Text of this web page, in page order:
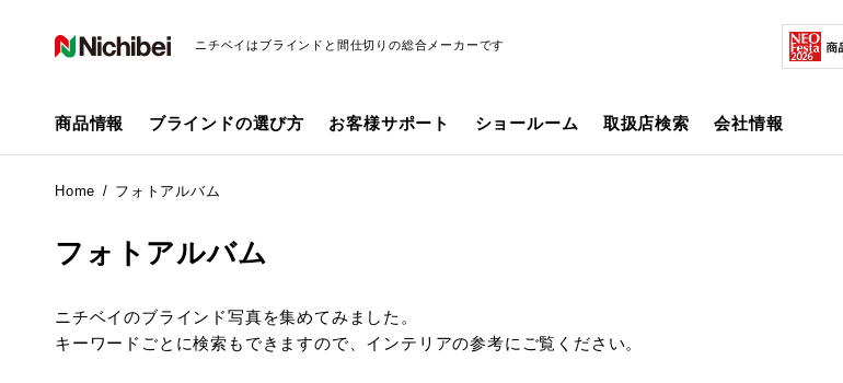
ニチベイはブラインドと間仕切りの総合メーカーです
商品情報 ブラインドの選び方 お客様サポート ショールーム 取扱店検索 会社情報
Home フォトアルバム
フォトアルバム
ニチベイのブラインド写真を集めてみました。
キーワードごとに検索もできますので、インテリアの参考にご覧ください。